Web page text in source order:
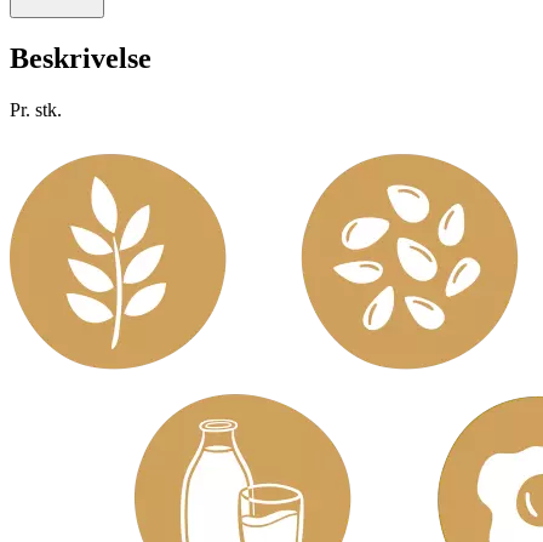
Beskrivelse
Pr. stk.